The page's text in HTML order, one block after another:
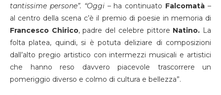
tantissime persone”. “Oggi– ha continuato Falcomatà –
al centro della scena c’è il premio di poesie in memoria di
Francesco Chirico, padre del celebre pittore Natino. La
folta platea, quindi, si è potuta deliziare di composizioni
dall’alto pregio artistico con intermezzi musicali e artistici
che hanno reso davvero piacevole trascorrere un
pomeriggio diverso e colmo di cultura e bellezza”.